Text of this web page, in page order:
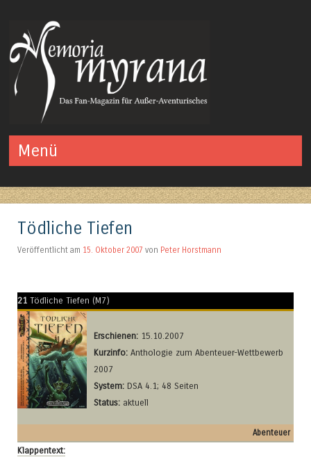
Menü
Tödliche Tiefen
Veröffentlicht am 15. Oktober 2007 von Peter Horstmann
21 Tödliche Tiefen (M7)
Erschienen: 15.10.2007
Kurzinfo: Anthologie zum Abenteuer-Wettbewerb
2007
System: DSA 4.1; 48 Seiten
Status: aktuell
Abenteuer
Klappentext: